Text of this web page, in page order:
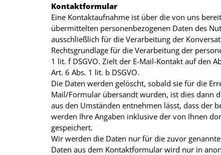
Kontaktformular
Eine Kontaktaufnahme ist über die von uns
übermittelten personenbezogenen Daten des
ausschließlich für die Verarbeitung der
Rechtsgrundlage für die Verarbeitung der
1 lit. f DSGVO. Zielt der E-Mail-Kontakt auf den
Art. 6 Abs. 1 lit. b DSGVO.
Die Daten werden gelöscht, sobald sie für die
Mail/Formular übersandt wurden, ist dies dann
aus den Umständen entnehmen lässt, dass der
werden Ihre Angaben inklusive der von Ihnen
gespeichert.
Wir werden die Daten nur für die zuvor
Daten aus dem Kontaktformular wird nur in